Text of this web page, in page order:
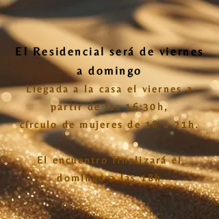
El Residencial será de viernes
a domingo
Llegada a la casa el viernesa
partir de las 16:30h,
círculo de mujeres de 18 a 21h.
El encuentro finalizará el
domingo a las 18h